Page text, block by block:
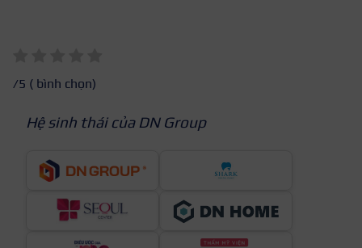
/5 ( bình chọn)
Hệ sinh thái của DN Group